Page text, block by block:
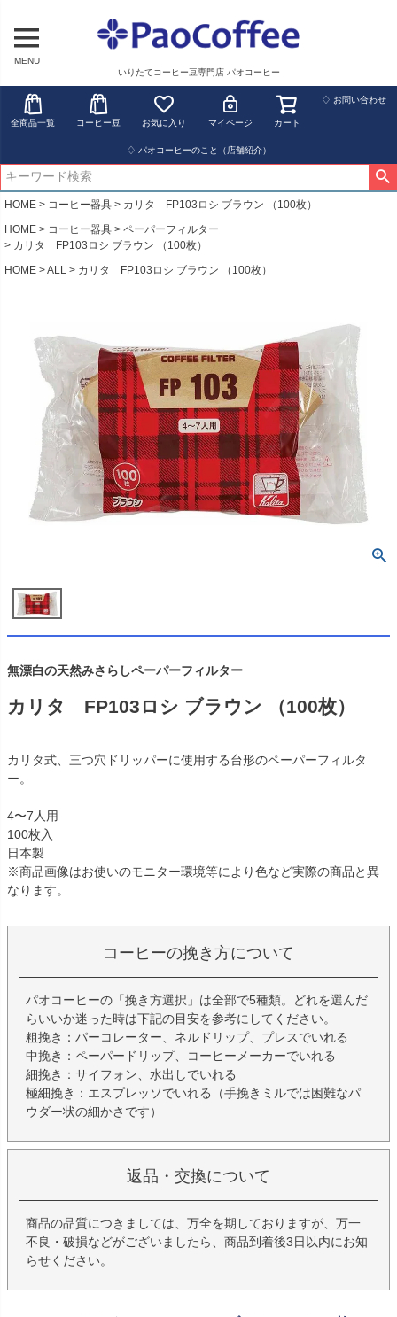
MENU
いりたてコーヒー豆専門店 パオコーヒー
全商品一覧 コーヒー豆 お気に入り マイページ カート
♢ お問い合わせ
♢ パオコーヒーのこと（店舗紹介）
HOME コーヒー器具
カリタ FP103ロシ ブラウン （100枚）
HOME
コーヒー器具
ペーパーフィルター
カリタ FP103ロシ ブラウン （100枚）
HOME
ALL カリタ FP103ロシ ブラウン （100枚）
無漂白の天然みさらしペーパーフィルター
カリタ FP103ロシ ブラウン （100枚）
カリタ式、三つ穴ドリッパーに使用する台形のペーパーフィルタ
ー。
4〜7人用
100枚入
日本製
※商品画像はお使いのモニター環境等により色など実際の商品と異
なります。
コーヒーの挽き方について
パオコーヒーの「挽き方選択」は全部で5種類。どれを選んだ
らいいか迷った時は下記の目安を参考にしてください。
粗挽き：パーコレーター、ネルドリップ、プレスでいれる
中挽き：ペーパードリップ、コーヒーメーカーでいれる
細挽き：サイフォン、水出しでいれる
極細挽き：エスプレッソでいれる（手挽きミルでは困難なパ
ウダー状の細かさです）
返品・交換について
商品の品質につきましては、万全を期しておりますが、万一
不良・破損などがございましたら、商品到着後3日以内にお知
らせください。